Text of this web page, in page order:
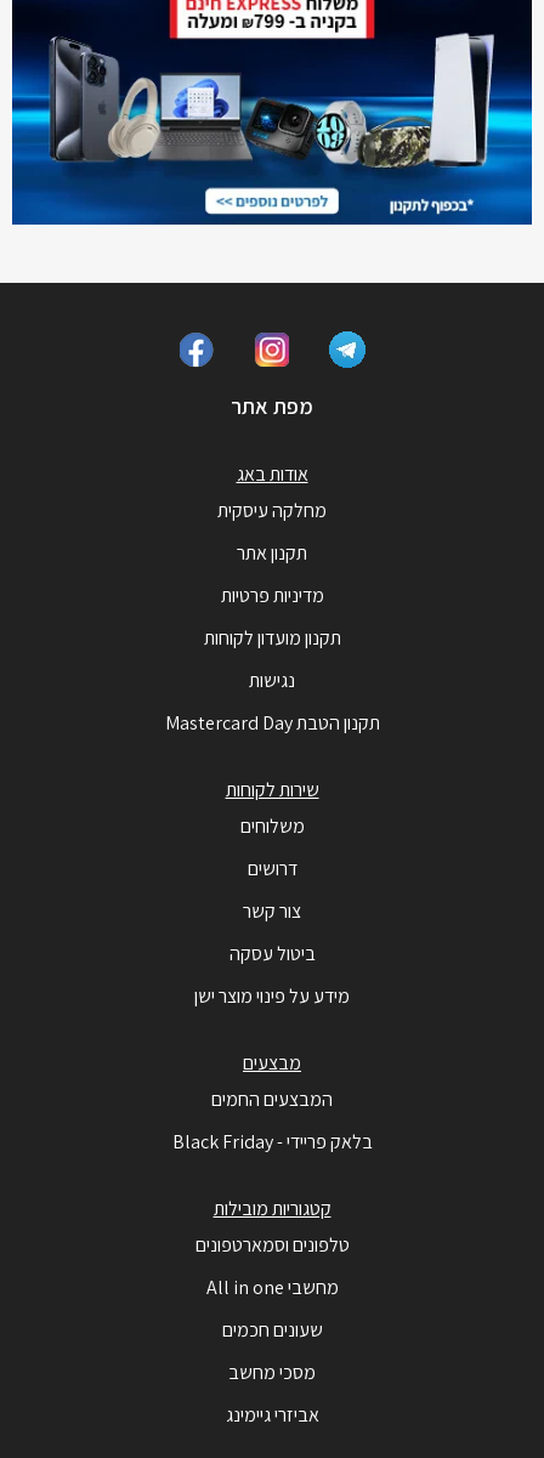
מפת אתר
אודות באג
מחלקה עיסקית
תקנון אתר
מדיניות פרטיות
תקנון מועדון לקוחות
נגישות
תקנון הטבת Mastercard Day
שירות לקוחות
משלוחים
דרושים
צור קשר
ביטול עסקה
מידע על פינוי מוצר ישן
מבצעים
המבצעים החמים
בלאק פריידי - Black Friday
קטגוריות מובילות
טלפונים וסמארטפונים
מחשבי All in one
שעונים חכמים
מסכי מחשב
אביזרי גיימינג